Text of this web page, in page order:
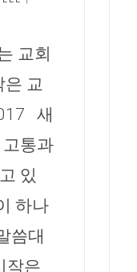
교회
은 교
새
통과
있
하나
씀대
작은